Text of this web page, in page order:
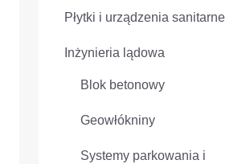
Płytki i urządzenia sanitarne
Inżynieria lądowa
Blok betonowy
Geowłókniny
Systemy parkowania i